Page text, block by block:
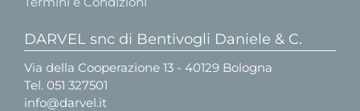
DARVEL snc di Bentivogli Daniele & C.
Via della Cooperazione 13 - 40129 Bologna
Tel. 051 327501
info@darvel.it